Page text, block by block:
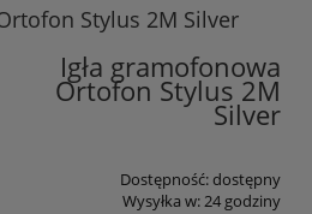
Stylus 2M Silver
Igła gramofonowa
Ortofon Stylus 2M
Silver
Dostępność:dostępny
Wysyłka w:24 godziny